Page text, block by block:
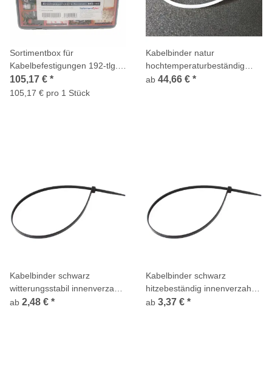
Sortimentbox für
Kabelbefestigungen 192-tlg.
PA 6.6 BMS-100 natur
schwarz Sockel, Schellen,
105,17 € *
105,17 € pro 1 Stück
Kabelbinder natur
hochtemperaturbeständig
innenverzahnt Standard
ab 44,66 € *
Kabelbinder schwarz
witterungsstabil innenverzahnt
Standard Polyamid 6.6
ab 2,48 € *
Kabelbinder schwarz
hitzebeständig innenverzahnt
Standard Polyamid 6.6
ab 3,37 € *